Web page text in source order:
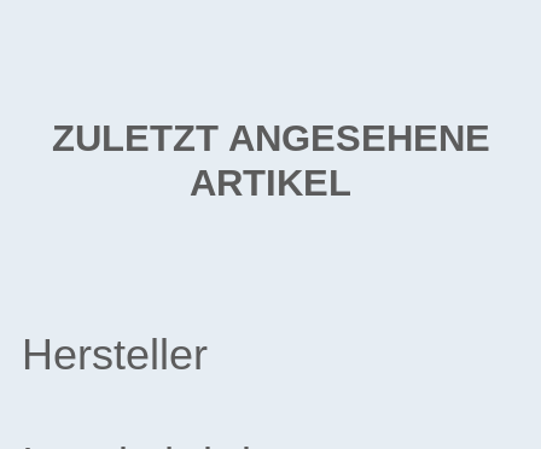
ZULETZT ANGESEHENE
ARTIKEL
Hersteller